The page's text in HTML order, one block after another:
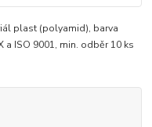
plast (polyamid), barva
ISO 9001, min. odběr 10 ks